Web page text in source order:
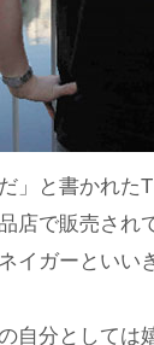
」と書かれた
店で販売され
イガーといい
自分としては